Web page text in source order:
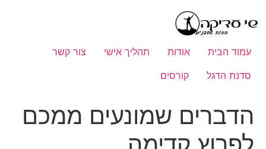
עמוד הבית אודות תהליך אישי
צור קשר
סדנת הדגל
קורסים
הדברים שמונעים ממכם